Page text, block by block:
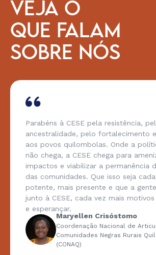
VEJA O
QUE FALAM
SOBRE NÓS
Parabéns à CESE pela resistência,
ancestralidade, pelo fortalecimento
aos povos quilombolas. Onde a
não chega, a CESE chega para
impactos e viabilizar a permanência
das comunidades. Que isso seja
potente, mais presente e que a
junto à CESE, cada vez mais
e esperançar.
Maryellen Crisóstomo
Coordenação Nacional de
Comunidades Negras Rurais
(CONAQ)